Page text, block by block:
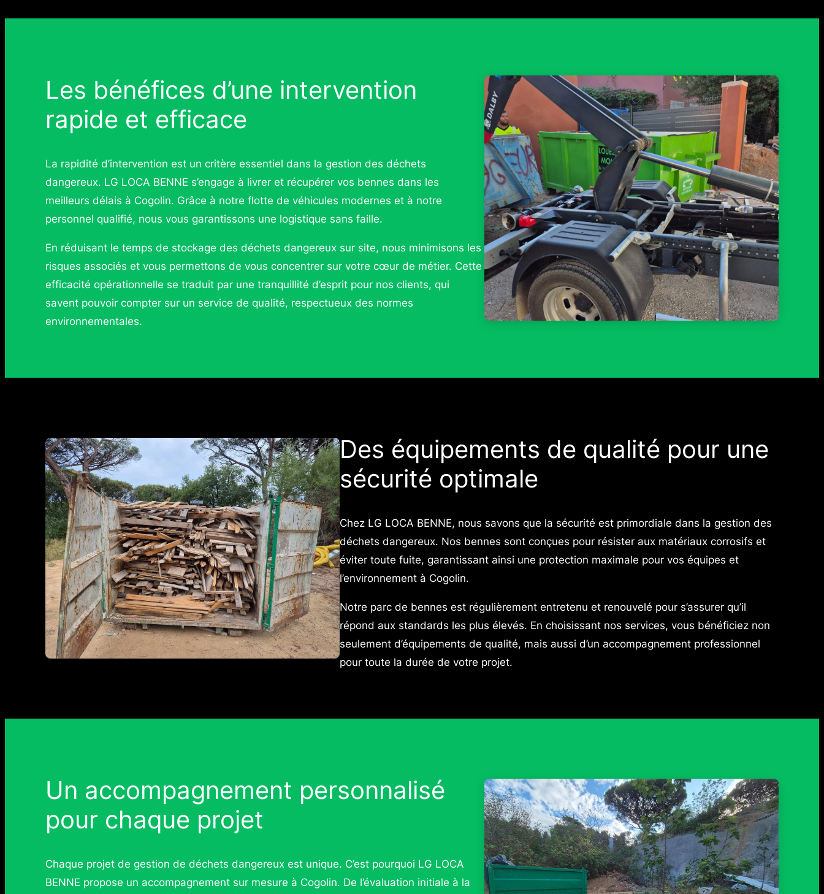
Les bénéfices d’une intervention
rapide et efficace
La rapidité d’intervention est un critère essentiel dans la gestion des déchets
dangereux. LG LOCA BENNE s’engage à livrer et récupérer vos bennes dans les
meilleurs délais à Cogolin. Grâce à notre flotte de véhicules modernes et à notre
personnel qualifié, nous vous garantissons une logistique sans faille.
En réduisant le temps de stockage des déchets dangereux sur site, nous minimisons les
risques associés et vous permettons de vous concentrer sur votre cœur de métier. Cette
efficacité opérationnelle se traduit par une tranquillité d’esprit pour nos clients, qui
savent pouvoir compter sur un service de qualité, respectueux des normes
environnementales.
Des équipements de qualité pour une
sécurité optimale
Chez LG LOCA BENNE, nous savons que la sécurité est primordiale dans la gestion des
déchets dangereux. Nos bennes sont conçues pour résister aux matériaux corrosifs et
éviter toute fuite, garantissant ainsi une protection maximale pour vos équipes et
l’environnement à Cogolin.
Notre parc de bennes est régulièrement entretenu et renouvelé pour s’assurer qu’il
répond aux standards les plus élevés. En choisissant nos services, vous bénéficiez non
seulement d’équipements de qualité, mais aussi d’un accompagnement professionnel
pour toute la durée de votre projet.
Un accompagnement personnalisé
pour chaque projet
Chaque projet de gestion de déchets dangereux est unique. C’est pourquoi LG LOCA
BENNE propose un accompagnement sur mesure à Cogolin. De l’évaluation initiale à la